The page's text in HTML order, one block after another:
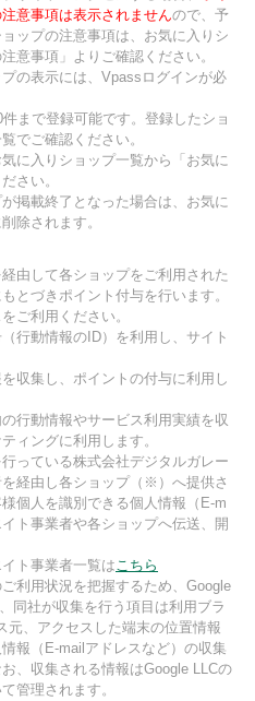
意事項は表示されませんので、予
ップの注意事項は、お気に入りシ
意事項」よりご確認ください。
の表示には、Vpassログインが必
まで登録可能です。登録したショ
でご確認ください。
に入りショップ一覧から「お気に
さい。
掲載終了となった場合は、お気に
除されます。
由して各ショップをご利用された
とづきポイント付与を行います。
ご利用ください。
行動情報のID）を利用し、サイト
収集し、ポイントの付与に利用し
行動情報やサービス利用実績を収
ィングに利用します。
っている株式会社デジタルガレー
経由し各ショップ（※）へ提供さ
個人を識別できる個人情報（E-m
ト事業者や各ショップへ伝送、開
ト事業者一覧はこちら
利用状況を把握するため、Google
同社が収集を行う項目は利用ブラ
元、アクセスした端末の位置情報
報（E-mailアドレスなど）の収集
、収集される情報はGoogle LLCの
管理されます。